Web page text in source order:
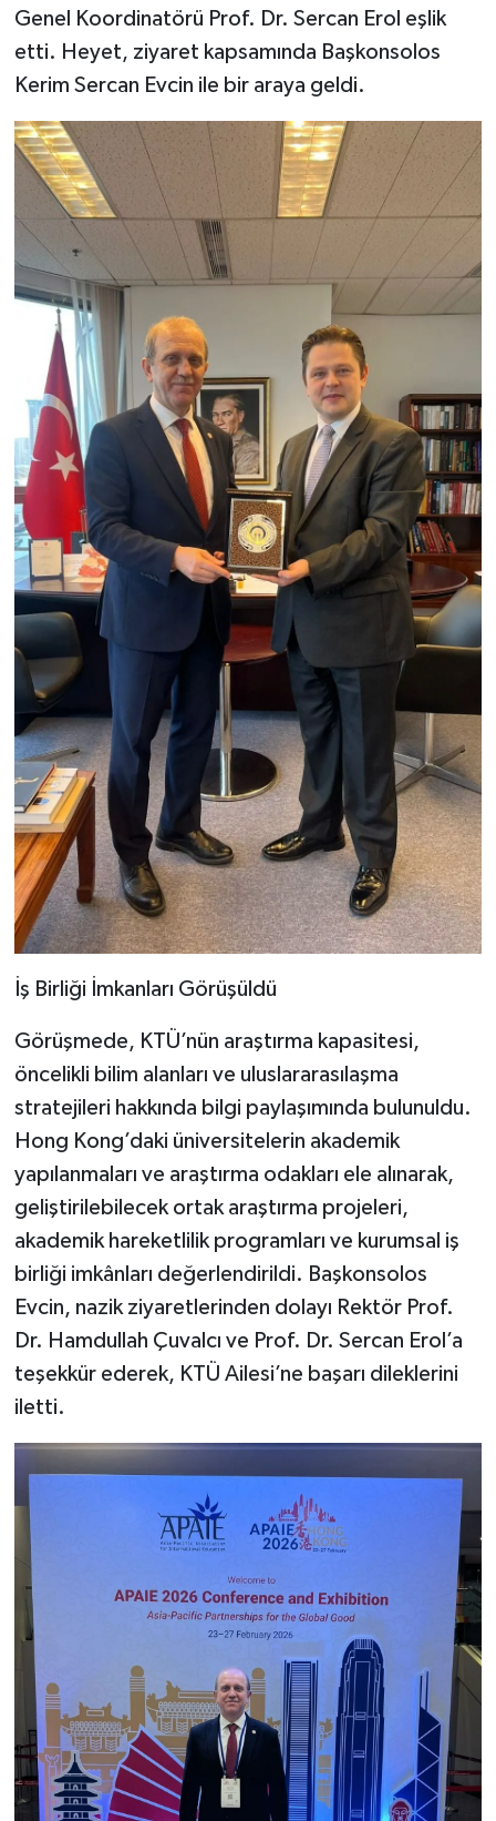
Genel Koordinatörü Prof. Dr. Sercan Erol eşlik
etti. Heyet, ziyaret kapsamında Başkonsolos
Kerim Sercan Evcin ile bir araya geldi.
İş Birliği İmkanları Görüşüldü
Görüşmede, KTÜ’nün araştırma kapasitesi,
öncelikli bilim alanları ve uluslararasılaşma
stratejileri hakkında bilgi paylaşımında bulunuldu.
Hong Kong’daki üniversitelerin akademik
yapılanmaları ve araştırma odakları ele alınarak,
geliştirilebilecek ortak araştırma projeleri,
akademik hareketlilik programları ve kurumsal iş
birliği imkânları değerlendirildi. Başkonsolos
Evcin, nazik ziyaretlerinden dolayı Rektör Prof.
Dr. Hamdullah Çuvalcı ve Prof. Dr. Sercan Erol’a
teşekkür ederek, KTÜ Ailesi’ne başarı dileklerini
iletti.